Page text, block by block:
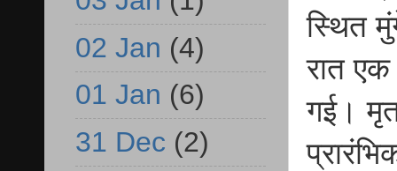
स्थित
रात एक
गई।
02 Jan (4)
01 Jan (6)
31 Dec (2)